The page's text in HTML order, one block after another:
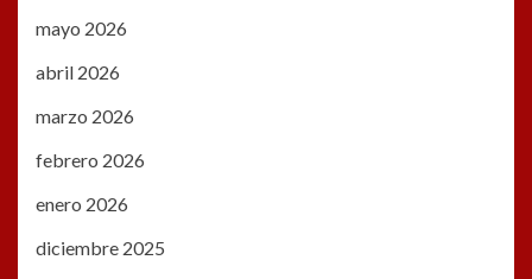
mayo 2026
abril 2026
marzo 2026
febrero 2026
enero 2026
diciembre 2025